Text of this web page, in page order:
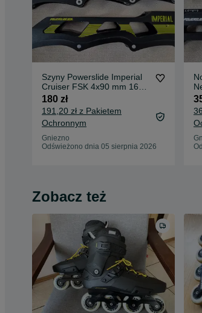
Szyny Powerslide Imperial
Cruiser FSK 4x90 mm 165
mm, aluminium lotnicze,
CNC, długość szyny 273
mm
180 zł
191,20 zł z Pakietem
Ochronnym
Gniezno
Odświeżono dnia 05 sierpnia 2026
Zobacz też